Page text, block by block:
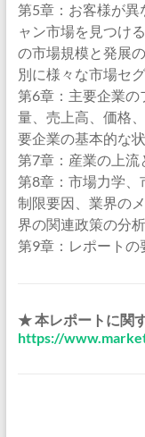
第5章：お客様が異
ャン市場を見つけ
の市場規模と発展
別に様々な市場セ
第6章：主要企業の
量、売上高、価格
要企業の基本的な
第7章：産業の上流
第8章：市場力学、
制限要因、業界の
界の関連政策の分析
第9章：レポートの
★ 本レポートに関
https://